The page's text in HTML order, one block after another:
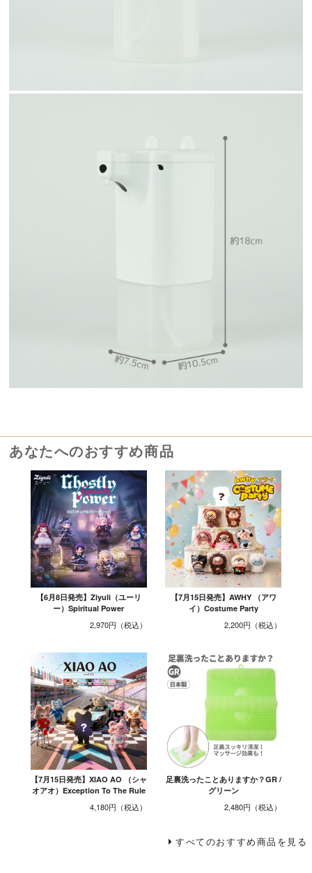
あなたへのおすすめ商品
【6月8日発売】Ziyuli（ユーリ
ー）Spiritual Power
2,970円
【7月15日発売】AWHY （アワ
イ）Costume Party
2,200円
【7月15日発売】XIAO AO （シャ
オアオ）Exception To The Rule
4,180円
足裏洗ったことありますか？GR /
グリーン
2,480円
すべてのおすすめ商品を見る